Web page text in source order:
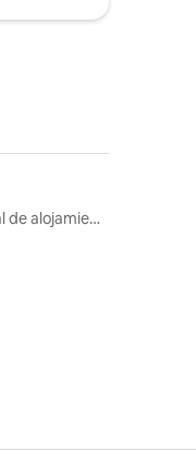
Renta mensual de alojamientos